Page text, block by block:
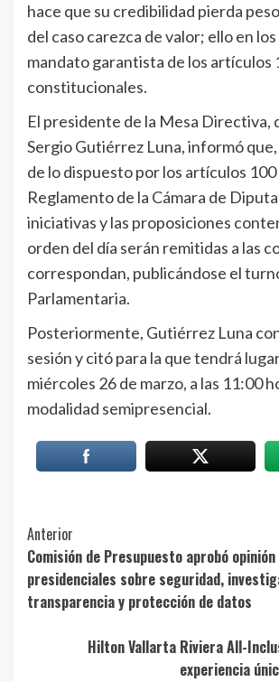
hace que su credibilidad pierda
del caso carezca de valor; ello en
mandato garantista de los artículos
constitucionales.
El presidente de la Mesa Directiva,
Sergio Gutiérrez Luna, informó
de lo dispuesto por los artículos 100
Reglamento de la Cámara de
iniciativas y las proposiciones
orden del día serán remitidas a las
correspondan, publicándose el
Parlamentaria.
Posteriormente, Gutiérrez Luna
sesión y citó para la que tendrá
miércoles 26 de marzo, a las 11:00
modalidad semipresencial.
Post
Navigation
Anterior
Comisión de Presupuesto aprobó
presidenciales sobre seguridad,
transparencia y protección de datos
Hilton Vallarta Riviera All-
experiencia